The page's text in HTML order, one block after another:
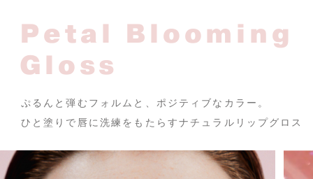
Petal Blooming
Gloss
ぷるんと弾むフォルムと、ポジティブなカラー。
ひと塗りで唇に洗練をもたらすナチュラルリップグロス